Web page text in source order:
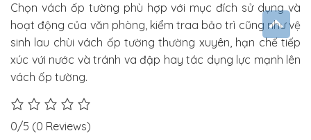
Chọn vách ốp tường phù hợp với mục đích sử dụng và
hoạt động của văn phòng, kiểm traa bảo trì cũng như vệ
sinh lau chùi vách ốp tường thường xuyên, hạn chế tiếp
xúc vứi nước và tránh va đập hay tác dụng lực mạnh lên
vách ốp tường.
0/5 (0 Reviews)